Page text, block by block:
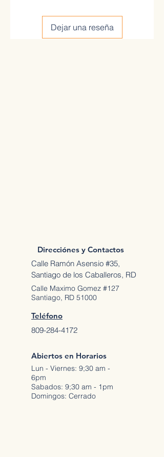
Dejar una reseña
Direcciónes y Contactos
Calle Ramón Asensio #35,
Santiago de los Caballeros, RD
Calle Maximo Gomez #127
Santiago, RD 51000
Teléfono
809-284-4172
Abiertos en Horarios
Lun - Viernes: 9;30 am -
6pm
Sabados: 9;30 am - 1pm
Domingos: Cerrado